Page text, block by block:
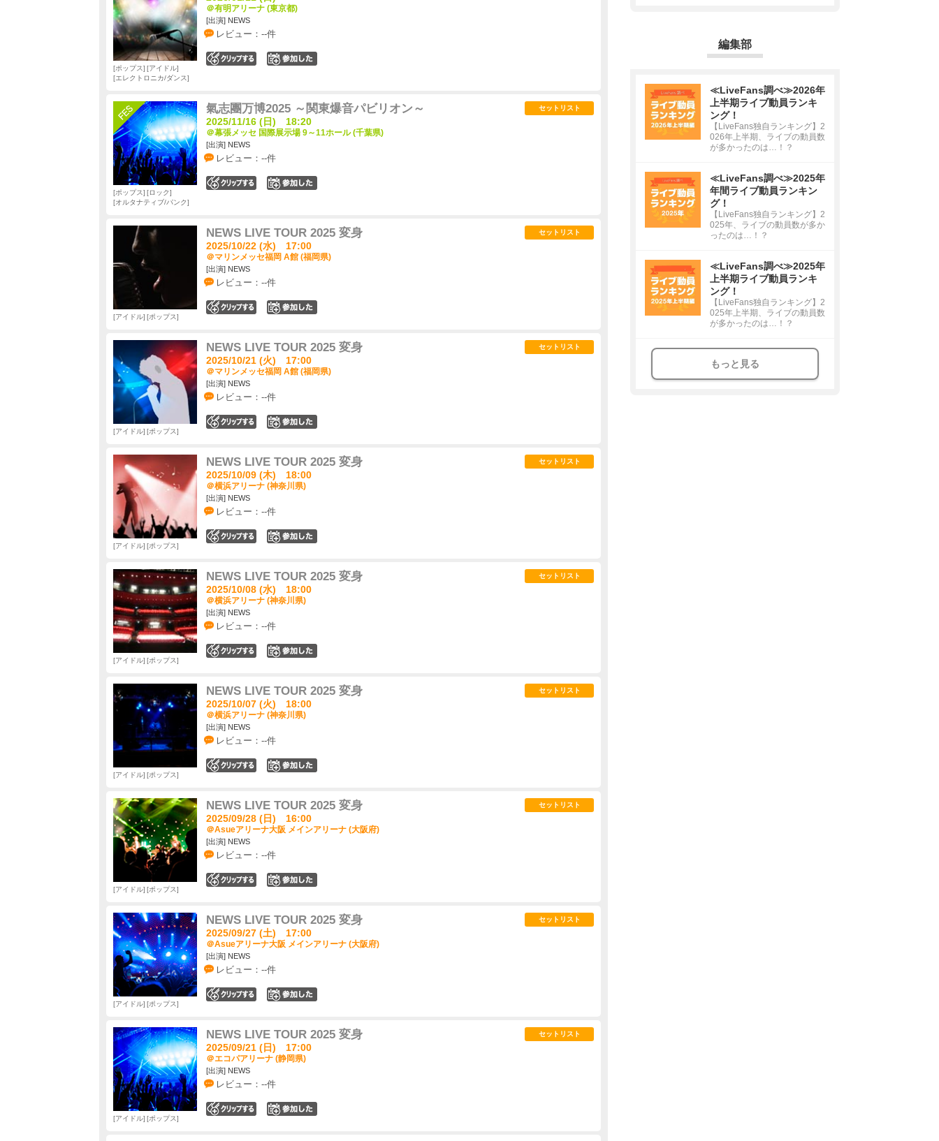
＠有明アリーナ (東京都)
[出演] NEWS
レビュー：--件
ポップス
アイドル
エレクトロニカ/ダンス
氣志團万博2025 ～関東爆音パビリオン～
2025/11/16 (日) 18:20
＠幕張メッセ 国際展示場 9～11ホール (千葉県)
[出演] NEWS
レビュー：--件
セットリスト
ポップス
ロック
オルタナティブ/パンク
NEWS LIVE TOUR 2025 変身
2025/10/22 (水) 17:00
＠マリンメッセ福岡 A館 (福岡県)
[出演] NEWS
レビュー：--件
セットリスト
アイドル ポップス
NEWS LIVE TOUR 2025 変身
2025/10/21 (火) 17:00
＠マリンメッセ福岡 A館 (福岡県)
[出演] NEWS
レビュー：--件
セットリスト
アイドル ポップス
NEWS LIVE TOUR 2025 変身
2025/10/09 (木) 18:00
＠横浜アリーナ (神奈川県)
[出演] NEWS
レビュー：--件
セットリスト
アイドル ポップス
NEWS LIVE TOUR 2025 変身
2025/10/08 (水) 18:00
＠横浜アリーナ (神奈川県)
[出演] NEWS
レビュー：--件
セットリスト
アイドル ポップス
NEWS LIVE TOUR 2025 変身
2025/10/07 (火) 18:00
＠横浜アリーナ (神奈川県)
[出演] NEWS
レビュー：--件
セットリスト
アイドル ポップス
NEWS LIVE TOUR 2025 変身
2025/09/28 (日) 16:00
＠Asueアリーナ大阪 メインアリーナ (大阪府)
[出演] NEWS
レビュー：--件
セットリスト
アイドル ポップス
NEWS LIVE TOUR 2025 変身
2025/09/27 (土) 17:00
＠Asueアリーナ大阪 メインアリーナ (大阪府)
[出演] NEWS
レビュー：--件
セットリスト
アイドル ポップス
NEWS LIVE TOUR 2025 変身
2025/09/21 (日) 17:00
＠エコパアリーナ (静岡県)
[出演] NEWS
レビュー：--件
セットリスト
アイドル ポップス
編集部
≪LiveFans調べ≫2026年
上半期ライブ動員ランキ
ング！
【LiveFans独自ランキング】2
026年上半期、ライブの動員数
が多かったのは…！？
≪LiveFans調べ≫2025年
年間ライブ動員ランキン
グ！
【LiveFans独自ランキング】2
025年、ライブの動員数が多か
ったのは…！？
≪LiveFans調べ≫2025年
上半期ライブ動員ランキ
ング！
【LiveFans独自ランキング】2
025年上半期、ライブの動員数
が多かったのは…！？
もっと見る